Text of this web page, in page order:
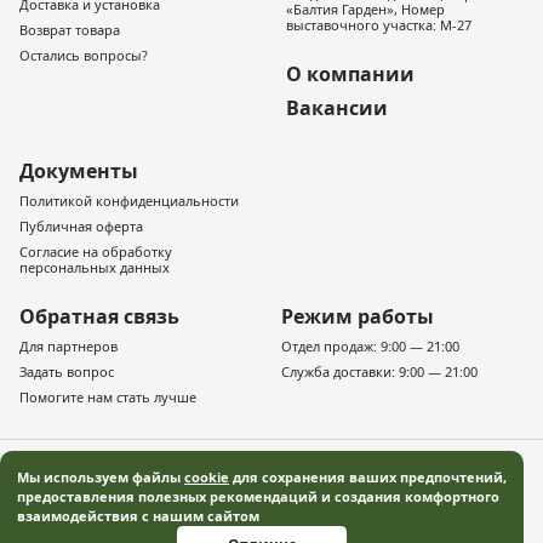
Доставка и установка
Возврат товара
Остались вопросы?
«Балтия Гарден», Номер
выставочного участка: М-27
О компании
Вакансии
Документы
Политикой конфиденциальности
Публичная оферта
Согласие на обработку
персональных данных
Обратная связь
Для партнеров
Задать вопрос
Помогите нам стать лучше
Режим работы
Отдел продаж: 9:00 — 21:00
Служба доставки: 9:00 — 21:00
© 2019–2026 «Русская деревня» — Московская область Все права защищены
Мы используем файлы cookie для сохранения ваших предпочтений,
предоставления полезных рекомендаций и создания комфортного
взаимодействия с нашим сайтом